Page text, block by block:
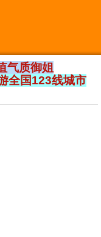
气质御姐
全国123线城市